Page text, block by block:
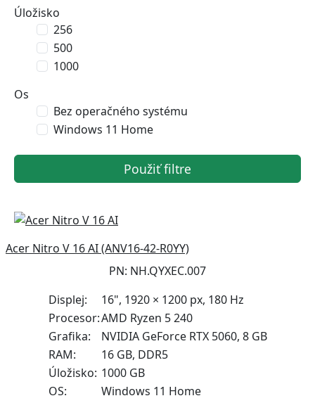
Úložisko
256
500
1000
Os
Bez operačného systému
Windows 11 Home
Použiť filtre
Acer Nitro V 16 AI (ANV16-42-R0YY)
PN: NH.QYXEC.007
Displej:
16", 1920 × 1200 px, 180 Hz
Procesor:AMD Ryzen 5 240
Grafika:
NVIDIA GeForce RTX 5060, 8 GB
RAM:
16 GB, DDR5
Úložisko: 1000 GB
OS:
Windows 11 Home